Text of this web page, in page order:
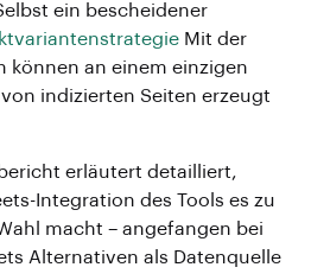
ein bescheidener
Mit der
können an einem einzigen
indizierten Seiten erzeugt
erläutert detailliert,
Integration des Tools es zu
macht – angefangen bei
Alternativen als Datenquelle